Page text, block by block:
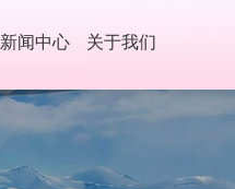
新闻中心 关于我们